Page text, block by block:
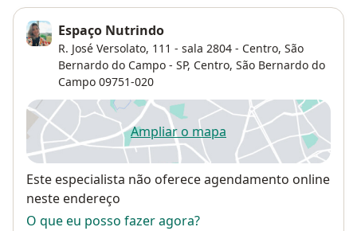
Espaço Nutrindo
R. José Versolato, 111 - sala 2804 - Centro, São
Bernardo do Campo - SP, Centro, São Bernardo do
Campo 09751-020
Ampliar o mapaabre num novo separador
Disponibilidade
Este especialista não oferece agendamento online
neste endereço
O que eu posso fazer agora?